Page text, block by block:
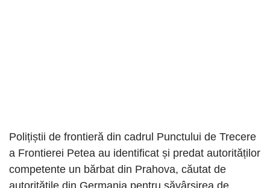
Polițiștii de frontieră din cadrul Punctului de Trecere
a Frontierei Petea au identificat și predat autorităților
competente un bărbat din Prahova, căutat de